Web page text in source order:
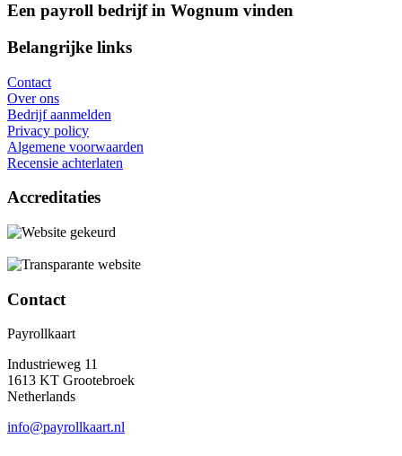
Een payroll bedrijf in Wognum vinden
Belangrijke links
Contact
Over ons
Bedrijf aanmelden
Privacy policy
Algemene voorwaarden
Recensie achterlaten
Accreditaties
Contact
Payrollkaart
Industrieweg 11
1613 KT Grootebroek
Netherlands
info@payrollkaart.nl